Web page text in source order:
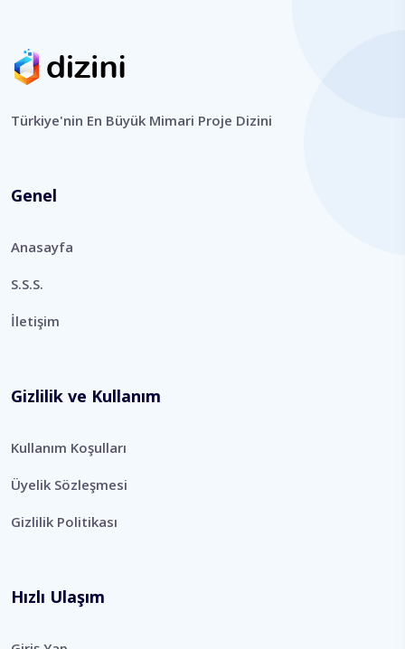
Türkiye'nin En Büyük Mimari Proje Dizini
Genel
Anasayfa
S.S.S.
İletişim
Gizlilik ve Kullanım
Kullanım Koşulları
Üyelik Sözleşmesi
Gizlilik Politikası
Hızlı Ulaşım